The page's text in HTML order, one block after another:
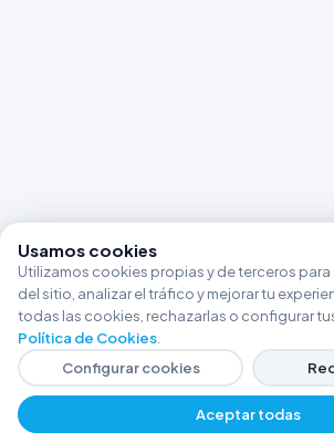
Usamos cookies
Utilizamos cookies propias y de terceros
del sitio, analizar el tráfico y mejorar tu
todas las cookies, rechazarlas o configurar
Política de Cookies
Configurar cookies
Aceptar todas